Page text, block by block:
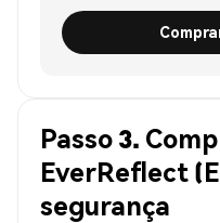
Passo 3.
EverReflect
segurança